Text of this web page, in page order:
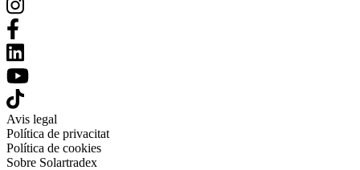
Avis legal
Política de privacitat
Política de cookies
Sobre Solartradex